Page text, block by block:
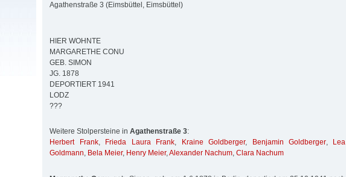
Agathenstraße 3 (Eimsbüttel, Eimsbüttel)
HIER WOHNTE
MARGARETHE CONU
GEB. SIMON
JG. 1878
DEPORTIERT 1941
LODZ
???
Weitere Stolpersteine in Agathenstraße 3:
Herbert Frank, Frieda Laura Frank, Kraine Goldberger, Benjamin Goldberger,
Lea
Goldmann, Bela Meier, Henry Meier,Alexander Nachum, Clara Nachum